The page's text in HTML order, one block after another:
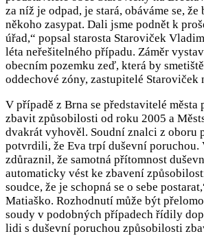
za níž je odpad, je stará, obáváme se,
někoho zasypat. Dali jsme podnět k
úřad,“ popsal starosta Staroviček
léta neřešitelného případu. Záměr
obecním pozemku zeď, která by
oddechové zóny, zastupitelé Staroviček
V případě z Brna se představitelé města
zbavit způsobilosti od roku 2005 a
dvakrát vyhověl. Soudní znalci z oboru
potvrdili, že Eva trpí duševní poruchou.
zdůraznil, že samotná přítomnost
automaticky vést ke zbavení
soudce, že je schopná se o sebe
Matiaško. Rozhodnutí může být
soudy v podobných případech řídily
lidi s duševní poruchou způsobilosti